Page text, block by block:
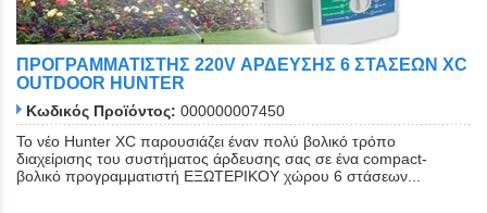
ΠΡΟΓΡΑΜΜΑΤΙΣΤΗΣ 220V ΑΡΔΕΥΣΗΣ 6 ΣΤΑΣΕΩΝ XC
OUTDOOR HUNTER
Κωδικός Προϊόντος: 000000007450
Το νέο Hunter XC παρουσιάζει έναν πολύ βολικό τρόπο
διαχείρισης του συστήματος άρδευσης σας σε ένα compact-
βολικό προγραμματιστή ΕΞΩΤΕΡΙΚΟΥ χώρου 6 στάσεων...